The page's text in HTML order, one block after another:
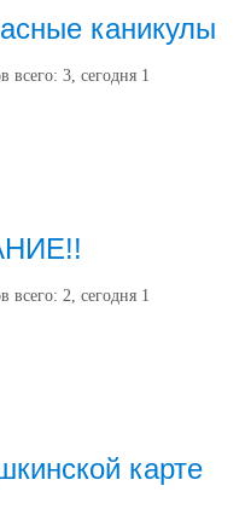
каникулы
всего: 3, сегодня 1
всего: 2, сегодня 1
карте